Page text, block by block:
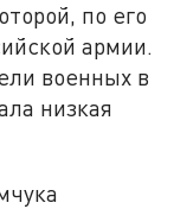
по его
армии.
военных в
низкая